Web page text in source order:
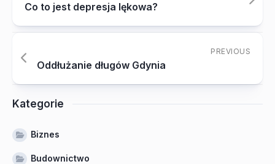
Co to jest depresja lękowa?
PREVIOUS
Oddłużanie długów Gdynia
Kategorie
Biznes
Budownictwo